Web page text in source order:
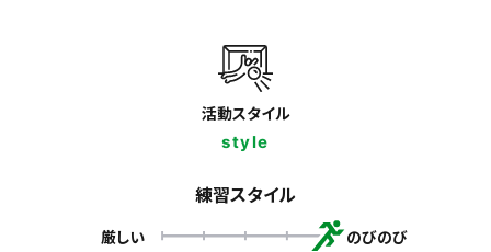
活動スタイル
style
練習スタイル
厳しい のびのび